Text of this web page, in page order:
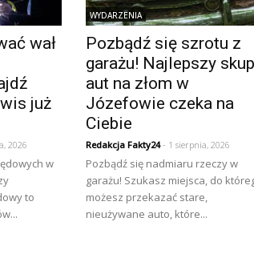
wał
już
2026
w
to
WYDARZENIA
Pozbądź się szrotu z
garażu! Najlepszy skup
aut na złom w
Józefowie czeka na
Ciebie
Redakcja Fakty24- 1 sierpnia, 2026
Pozbądź się nadmiaru rzeczy w
garażu! Szukasz miejsca, do
możesz przekazać stare,
nieużywane auto, które...